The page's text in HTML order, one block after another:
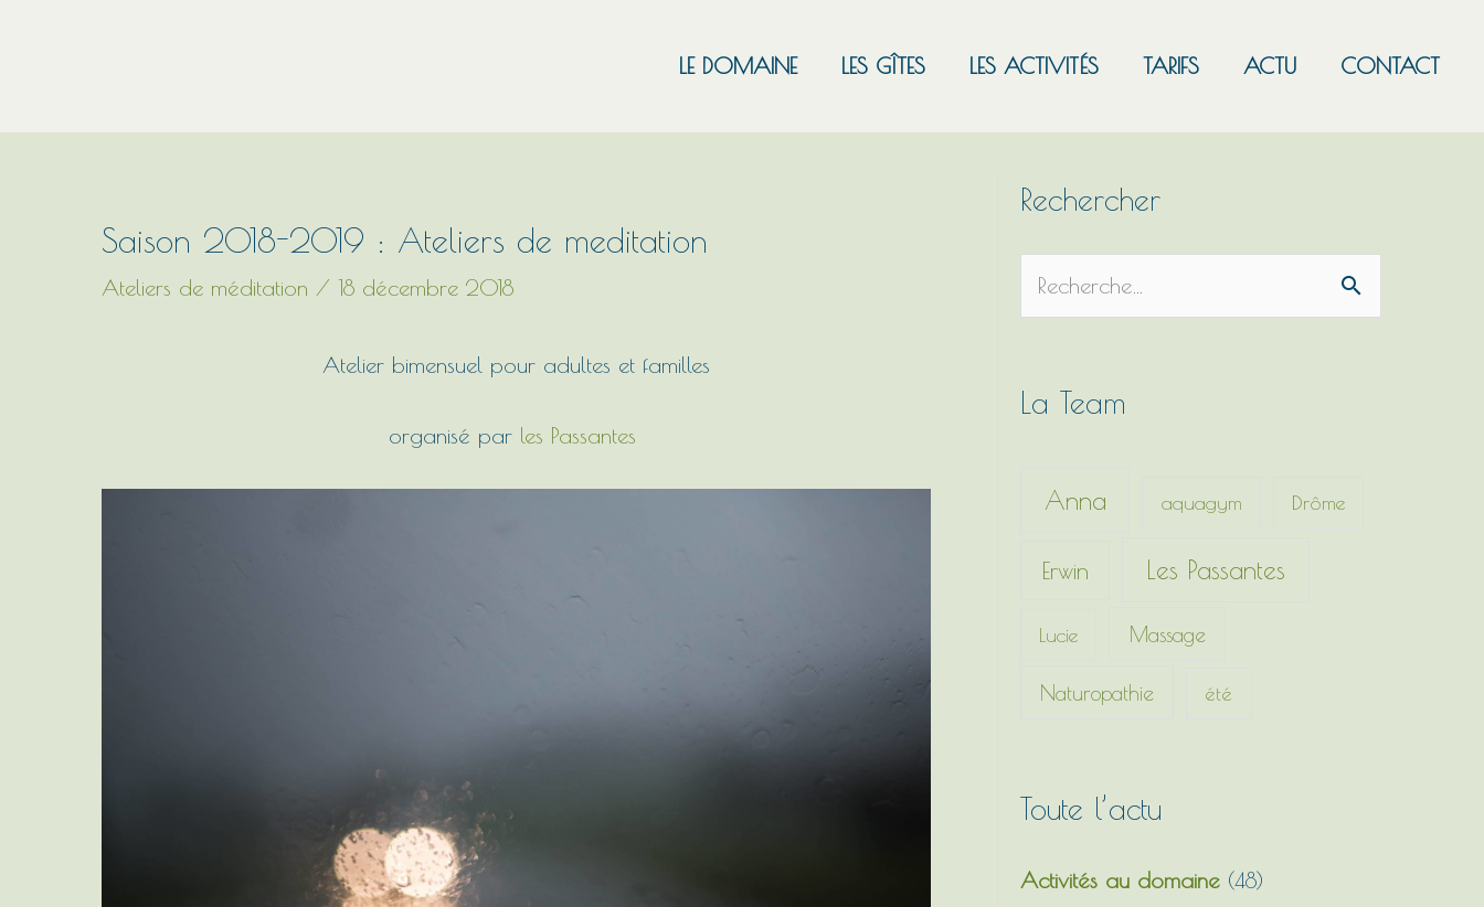
LE DOMAINE LES GÎTES LES ACTIVITÉS TARIFS ACTU CONTACT
Saison 2018-2019 : Ateliers de meditation
Ateliers de méditation / 18 décembre 2018
Atelier bimensuel pour adultes et familles
organisé par les Passantes
Rechercher
e
hLa Team
Anna aquagym Drôme
Erwin Les Passantes
Lucie Massage
Naturopathie été
Toute l’actu
Activités au domaine(48)